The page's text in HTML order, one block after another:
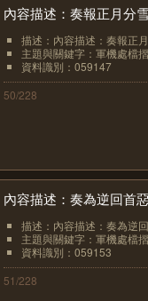
內容描述：奏報正月分
描述：內容描述：奏報正
主題與關鍵字：軍機處檔
資料識別：059147
50/228
內容描述：奏為逆回首
描述：內容描述：奏為逆
主題與關鍵字：軍機處檔
資料識別：059153
51/228